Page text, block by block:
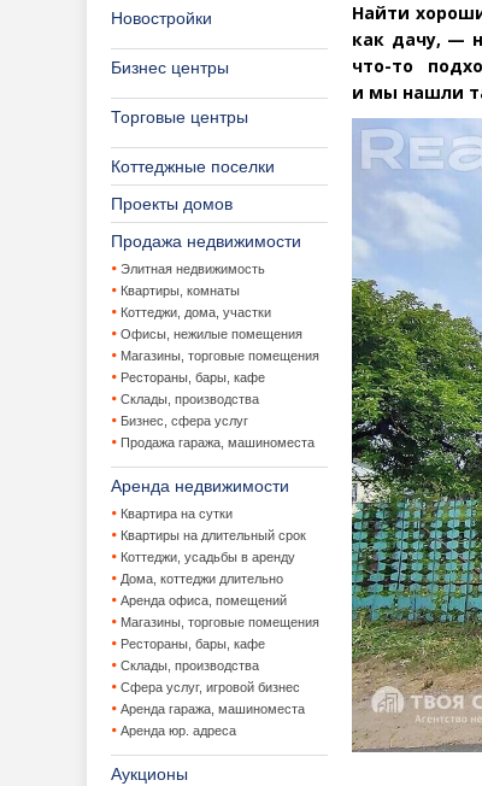
Новостройки
Бизнес центры
Торговые центры
Коттеджные поселки
Проекты домов
Продажа недвижимости
Элитная недвижимость
Квартиры, комнаты
Коттеджи, дома, участки
Офисы, нежилые помещения
Магазины, торговые помещения
Рестораны, бары, кафе
Склады, производства
Бизнес, сфера услуг
Продажа гаража, машиноместа
Аренда недвижимости
Квартира на сутки
Квартиры на длительный срок
Коттеджи, усадьбы в аренду
Дома, коттеджи длительно
Аренда офиса, помещений
Магазины, торговые помещения
Рестораны, бары, кафе
Склады, производства
Сфера услуг, игровой бизнес
Аренда гаража, машиноместа
Аренда юр. адреса
Аукционы
Найти
как дачу, —
что-то
и мы нашли